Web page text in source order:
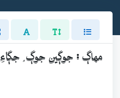
مهاڳ : جوڳين جوڳ ُ جڳاءِ